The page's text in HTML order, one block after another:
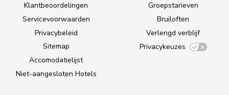
Klantbeoordelingen
Servicevoorwaarden
Privacybeleid
Sitemap
Accomodatielijst
Niet-aangesloten Hotels
Groepstarieven
Bruiloften
Verlengd verblijf
Privacykeuzes